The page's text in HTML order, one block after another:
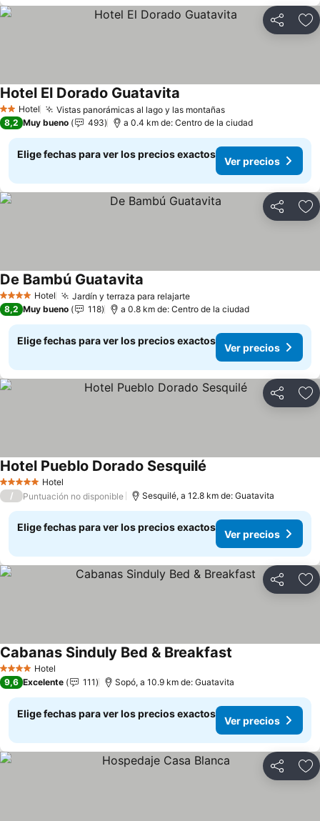
Compartir
2 Estrellas
Hotel Vistas panorámicas al lago y las montañasVer precios
Hotel El Dorado Guatavita
8,2 Muy bueno 493 a 0.4 km de: Centro de la ciudad
Elige fechas para ver los precios exactos
Ver precios
Compartir
4 EstrellasHotel Jardín y terraza para relajarteVer precios
De Bambú Guatavita
8,2 Muy bueno 118 a 0.8 km de: Centro de la ciudad
Elige fechas para ver los precios exactos
Ver precios
Compartir
5 Estrellas Hotel
Hotel Pueblo Dorado Sesquilé
/ Puntuación no disponible Sesquilé, a 12.8 km de: Guatavita
Elige fechas para ver los precios exactos
Ver precios
Compartir
4 EstrellasHotel
Cabanas Sinduly Bed & Breakfast
9,6 Excelente 111 Sopó, a 10.9 km de: Guatavita
Elige fechas para ver los precios exactos
Ver precios
Compartir